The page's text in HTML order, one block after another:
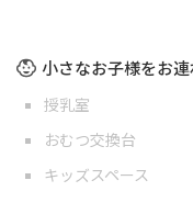
小さなお子様をお
授乳室
おむつ交換台
キッズスペース